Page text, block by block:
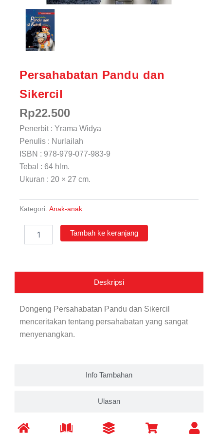
Persahabatan Pandu dan
Sikercil
Rp22.500
Penerbit : Yrama Widya
Penulis : Nurlailah
ISBN : 978-979-077-983-9
Tebal : 64 hlm.
Ukuran : 20 × 27 cm.
Kategori: Anak-anak
Persahabatan
Tambah ke keranjang
Deskripsi
Info Tambahan
Ulasan
Dongeng Persahabatan Pandu dan Sikercil
menceritakan tentang persahabatan yang sangat
menyenangkan.